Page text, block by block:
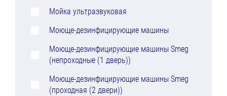
Мойка ультразвуковая
Моюще-дезинфицирующие машины
Моюще-дезинфицирующие машины Smeg
(непроходные (1 дверь))
Моюще-дезинфицирующие машины Smeg
(проходная (2 двери))